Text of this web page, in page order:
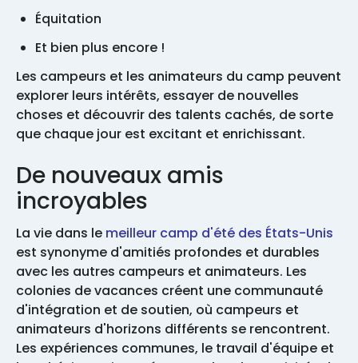
Équitation
Et bien plus encore !
Les campeurs et les animateurs du camp peuvent
explorer leurs intérêts, essayer de nouvelles
choses et découvrir des talents cachés, de sorte
que chaque jour est excitant et enrichissant.
De nouveaux amis
incroyables
La vie dans le meilleur camp d'été des États-Unis
est synonyme d'amitiés profondes et durables
avec les autres campeurs et animateurs. Les
colonies de vacances créent une communauté
d'intégration et de soutien, où campeurs et
animateurs d'horizons différents se rencontrent.
Les expériences communes, le travail d'équipe et